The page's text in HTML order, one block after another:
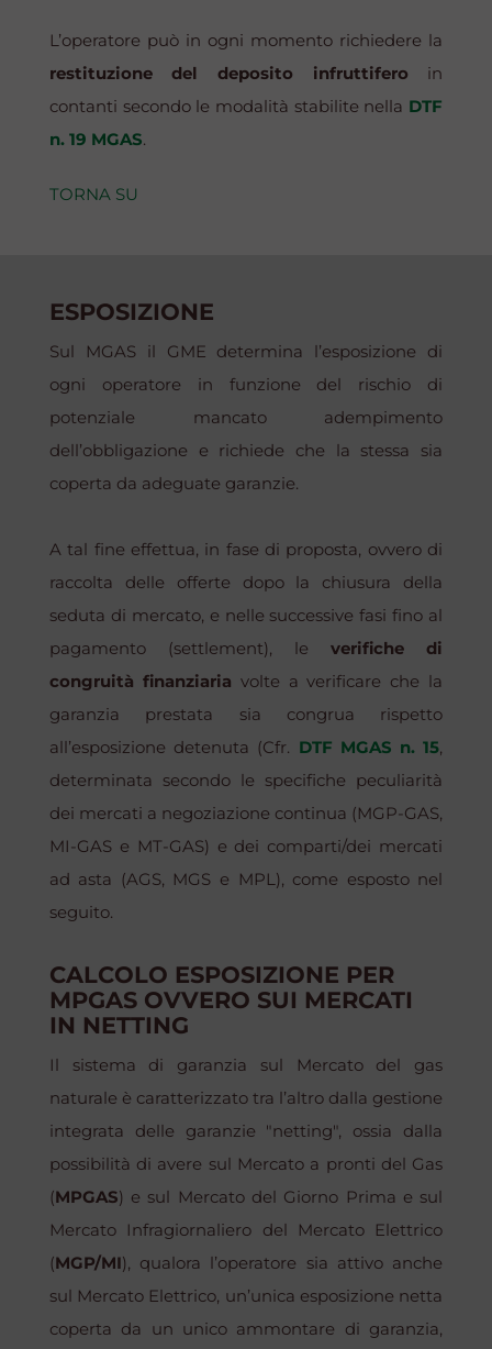
L’operatore può in ogni momento richiedere la
restituzione del deposito infruttifero in
contanti secondo le modalità stabilite nella DTF
n. 19 MGAS.
TORNA SU
ESPOSIZIONE
Sul MGAS il GME determina l’esposizione di
ogni operatore in funzione del rischio di
potenziale mancato adempimento
dell’obbligazione e richiede che la stessa sia
coperta da adeguate garanzie.
A tal fine effettua, in fase di proposta, ovvero di
raccolta delle offerte dopo la chiusura della
seduta di mercato, e nelle successive fasi fino al
pagamento (settlement), leverifiche di
congruità finanziaria volte a verificare che la
garanzia prestata sia congrua rispetto
all’esposizione detenuta (Cfr. DTF MGAS n. 15,
determinata secondo le specifiche peculiarità
dei mercati a negoziazione continua (MGP-GAS,
MI-GAS e MT-GAS) e dei comparti/dei mercati
ad asta (AGS, MGS e MPL), come esposto nel
seguito.
CALCOLO ESPOSIZIONE PER
MPGAS OVVERO SUI MERCATI
IN NETTING
Il sistema di garanzia sul Mercato del gas
naturale è caratterizzato tra l’altro dalla gestione
integrata delle garanzie "netting", ossia dalla
possibilità di avere sul Mercato a pronti del Gas
(MPGAS) e sul Mercato del Giorno Prima e sul
Mercato Infragiornaliero del Mercato Elettrico
(MGP/MI), qualora l’operatore sia attivo anche
sul Mercato Elettrico, un’unica esposizione netta
coperta da un unico ammontare di garanzia,